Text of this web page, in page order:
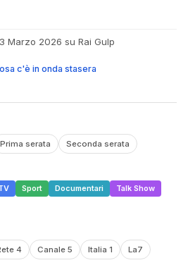
Marzo 2026 su Rai Gulp
c'è in onda stasera
Prima serata Seconda serata
Sport Documentari
Talk Show
4 Canale 5 Italia 1
La7